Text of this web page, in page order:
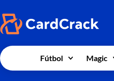
Fútbol Magic